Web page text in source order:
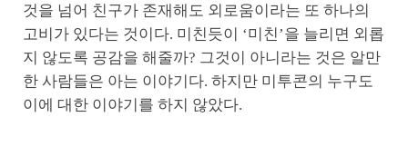
것을 넘어 친구가 존재해도 외로움이라는 또 하나의
고비가 있다는 것이다. 미친듯이 ‘미친’을 늘리면 외롭
지 않도록 공감을 해줄까? 그것이 아니라는 것은 알만
한 사람들은 아는 이야기다. 하지만 미투콘의 누구도
이에 대한 이야기를 하지 않았다.